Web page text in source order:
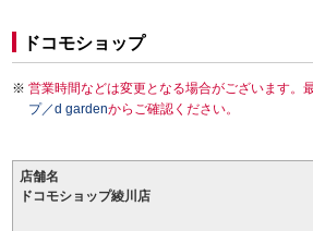
ドコモショップ
営業時間などは変更となる場合がございます。
プ／d gardenからご確認ください。
店舗名
ドコモショップ綾川店